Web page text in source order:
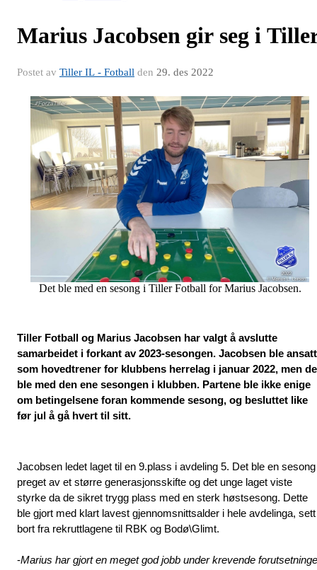
Marius Jacobsen gir seg i
Postet av Tiller IL - Fotball den 29. des 2022
Det ble med en sesong i Tiller Fotball for Marius Jacobsen.
Tiller Fotball og Marius Jacobsen har valgt å avslutte
samarbeidet i forkant av 2023-sesongen. Jacobsen ble ansatt
som hovedtrener for klubbens herrelag i januar 2022, men
ble med den ene sesongen i klubben. Partene ble ikke enige
om betingelsene foran kommende sesong, og besluttet like
før jul å gå hvert til sitt.
Jacobsen ledet laget til en 9.plass i avdeling 5. Det ble en sesong
preget av et større generasjonsskifte og det unge laget viste
styrke da de sikret trygg plass med en sterk høstsesong. Dette
ble gjort med klart lavest gjennomsnittsalder i hele avdelinga, sett
bort fra rekruttlagene til RBK og Bodø\Glimt.
-Marius har gjort en meget god jobb under krevende